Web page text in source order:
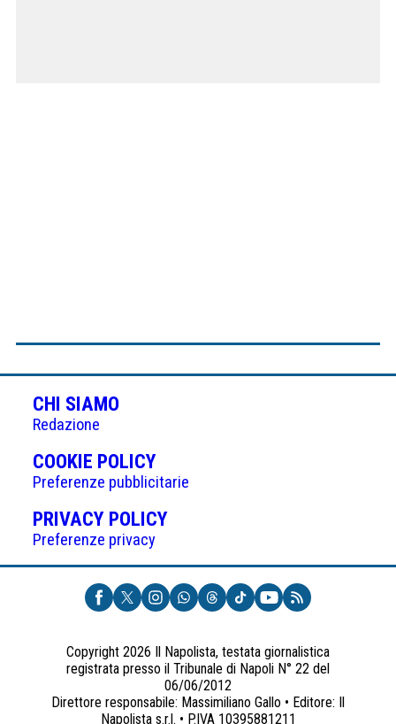
CHI SIAMO
Redazione
COOKIE POLICY(APRE
IN
UNA
NUOVA
Preferenze pubblicitarie
PRIVACY POLICY(APRE
UNA
NUOVA
SCHEDA)
Preferenze privacy
Copyright 2026 Il Napolista, testata giornalistica
registrata presso il Tribunale di Napoli N° 22 del
06/06/2012
Direttore responsabile: Massimiliano Gallo • Editore: Il
Napolista s.r.l. • P.IVA 10395881211